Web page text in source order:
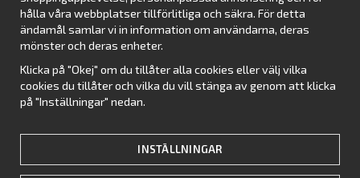
Förtält från Dometic
Förtält Isabella
Förtält från SvenskaTält
Nyhet: Campingtält
hålla våra webbplatser tillförlitliga och säkra. För detta
ändamål samlar vi in information om användarna, deras
mönster och deras enheter.
Klicka på "Okej" om du tillåter alla cookies eller välj vilka
cookies du tillåter och vilka du vill stänga av genom att klicka
på "Inställningar" nedan.
INSTÄLLNINGAR